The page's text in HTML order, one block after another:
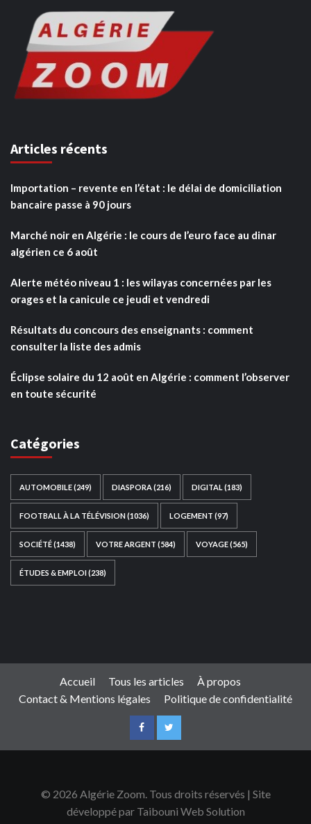
Articles récents
Importation – revente en l’état : le délai de domiciliation
bancaire passe à 90 jours
Marché noir en Algérie : le cours de l’euro face au dinar
algérien ce 6 août
Alerte météo niveau 1 : les wilayas concernées par les
orages et la canicule ce jeudi et vendredi
Résultats du concours des enseignants : comment
consulter la liste des admis
Éclipse solaire du 12 août en Algérie : comment l’observer
en toute sécurité
Catégories
AUTOMOBILE(249) DIASPORA (216) DIGITAL (183)
FOOTBALL À LA TÉLÉVISION(1036) LOGEMENT (97)
SOCIÉTÉ(1438) VOTRE ARGENT (584) VOYAGE(565)
ÉTUDES & EMPLOI(238)
Accueil Tous les articles
À propos
Contact & Mentions légales
Politique de confidentialité
© 2026 Algérie Zoom. Tous droits réservés | Site
développé par Taibouni Web Solution